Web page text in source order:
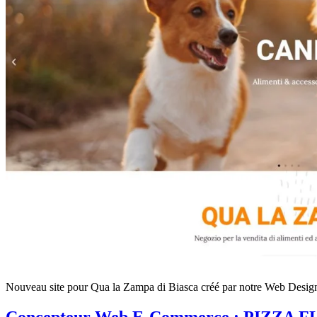
Nouveau site pour Qua la Zampa di Biasca créé par notre Web